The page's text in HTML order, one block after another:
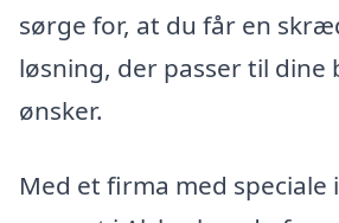
sørge for, at du får en
løsning, der passer til dine
ønsker.
Med et firma med speciale